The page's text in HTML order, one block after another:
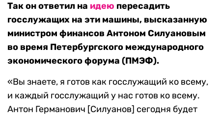
Так он ответил на идею пересадить
госслужащих на эти машины, высказанную
министром финансов Антоном Силуановым
во время Петербургского международного
экономического форума (ПМЭФ).
«Вы знаете, я готов как госслужащий ко всему,
и каждый госслужащий у нас готов ко всему.
Антон Германович [Силуанов] сегодня будет